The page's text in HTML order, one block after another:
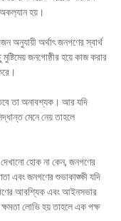
হয়।
অনুযায়ী অর্থাৎ জনগণের স্বার্থ
জনগোষ্ঠীর হয়ে কাজ করার
তা অনাবশ্যক। আর যদি
মেনে নেয় তাহলে
দেখানো হোক না কেন, জনগণের
এবং জনগণের শুভাকাঙ্ক্ষী যদি
আবশ্যিক এবং আইনসভার
লোভি হয় তাহলে এক পক্ষ